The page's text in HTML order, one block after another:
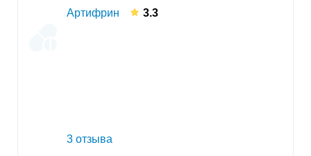
Артифрин 3.3
3 отзыва